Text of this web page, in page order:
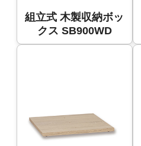
組立式 木製収納ボッ
クス SB900WD